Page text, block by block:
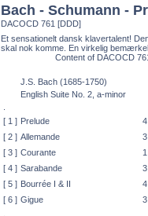
Bach - Schumann -
DACOCD 761 [DDD]
Et sensationelt dansk klavertalent!
skal nok komme. En virkelig
Content of DACOCD
J.S. Bach (1685-1750)
English Suite No. 2, a-minor
[ 1 ] Prelude
[ 2 ] Allemande
[ 3 ] Courante
[ 4 ] Sarabande
[ 5 ] Bourrée I & II
[ 6 ] Gigue